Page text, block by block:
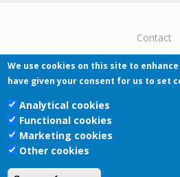
Contact
Pécsi
Informatikai
We use cookies on this site to
have given your consent for us to set
Analytical cookies
Functional cookies
Marketing cookies
Other cookies